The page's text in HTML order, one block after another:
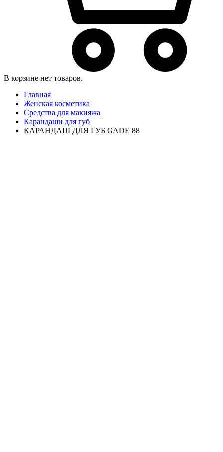
В корзине нет товаров.
Главная
Женская косметика
Средства для макияжа
Карандаши для губ
КАРАНДАШ ДЛЯ ГУБ GADE 88